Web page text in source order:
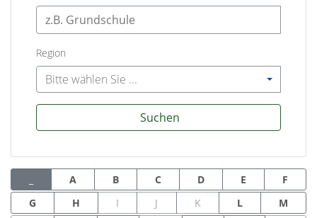
Region
Bitte wählen Sie ...
Suchen
A B C D E
F
G
H I J K L
M